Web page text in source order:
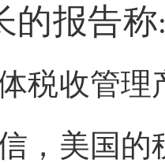
报告称
税收管
，美国